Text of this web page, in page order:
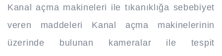
Kanal açma makineleri ile tıkanıklığa sebebiyet
veren maddeleri Kanal açma makinelerinin
üzerinde bulunan kameralar ile tespit